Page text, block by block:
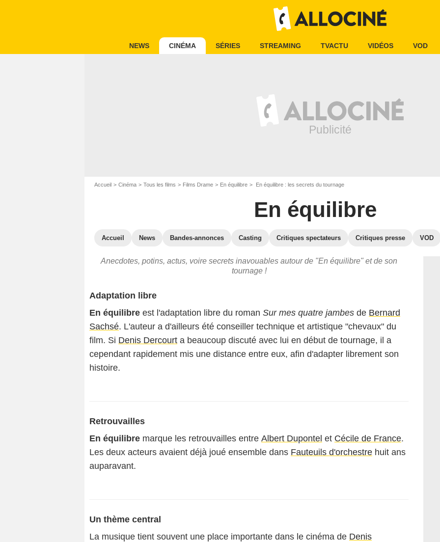
NEWS CINÉMA SÉRIES STREAMING TVACTU VIDÉOS VOD
Accueil Cinéma Tous les films Films Drame En équilibre En équilibre : les secrets du tournage
En équilibre
Accueil News Bandes-annonces Casting Critiques spectateurs Critiques presse VOD
Anecdotes, potins, actus, voire secrets inavouables autour de "En équilibre" et de son
tournage !
Adaptation libre
En équilibre est l'adaptation libre du roman Sur mes quatre jambes de Bernard
Sachsé. L'auteur a d'ailleurs été conseiller technique et artistique "chevaux" du
film. Si Denis Dercourt a beaucoup discuté avec lui en début de tournage, il a
cependant rapidement mis une distance entre eux, afin d'adapter librement son
histoire.
Retrouvailles
En équilibre marque les retrouvailles entre Albert Dupontel et Cécile de France.
Les deux acteurs avaient déjà joué ensemble dans Fauteuils d'orchestre huit ans
auparavant.
Un thème central
La musique tient souvent une place importante dans le cinéma de Denis